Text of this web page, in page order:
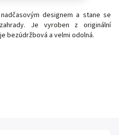
designem a stane se
Je vyroben z originální
bezúdržbová a velmi odolná.